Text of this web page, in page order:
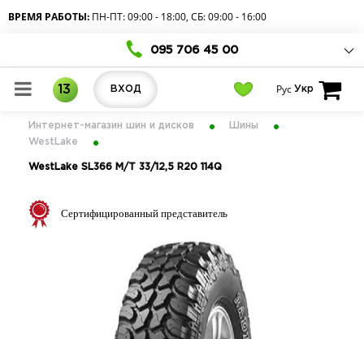
ВРЕМЯ РАБОТЫ: ПН-ПТ: 09:00 - 18:00, СБ: 09:00 - 16:00
095 706 45 00
13 ВХОД Рус Укр
Интернет-магазин шин и дисков
Шины
WestLake
WestLake SL366 М/Т 33/12,5 R20 114Q
Сертифицированный представитель